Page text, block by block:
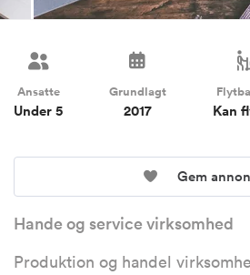
Ansatte
Under 5
Grundlagt
2017 Kan
Gem
Hande og service virksomhed
Produktion og handel